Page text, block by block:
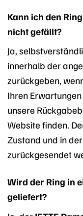
Kann ich den
nicht gefällt?
Ja,
innerhalb der
zurückgeben,
Ihren
unsere
Website finden.
Zustand und in
zurückgesendet
Wird der Ring in
geliefert?